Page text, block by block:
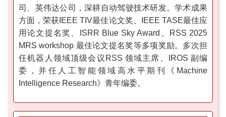
司、英伟达公司，深耕自动驾驶技术研发。学术成果
方面，荣获IEEE TIV最佳论文奖、IEEE TASE最佳应
用论文提名奖、ISRR Blue Sky Award、RSS 2025
MRS workshop 最佳论文提名奖等多项奖励。多次担
任机器人领域顶级会议RSS 领域主席、IROS 副编
委，并任人工智能领域高水平期刊《Machine
Intelligence Research》青年编委。